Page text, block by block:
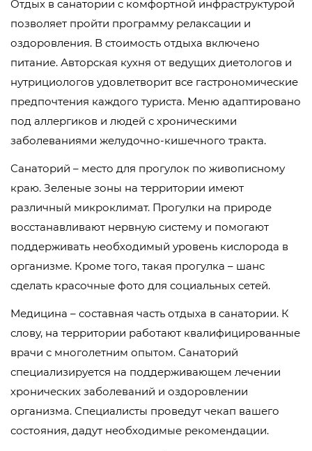
Отдых в санатории с комфортной инфраструктурой
позволяет пройти программу релаксации и
оздоровления. В стоимость отдыха включено
питание. Авторская кухня от ведущих диетологов и
нутрициологов удовлетворит все гастрономические
предпочтения каждого туриста. Меню адаптировано
под аллергиков и людей с хроническими
заболеваниями желудочно-кишечного тракта.
Санаторий – место для прогулок по живописному
краю. Зеленые зоны на территории имеют
различный микроклимат. Прогулки на природе
восстанавливают нервную систему и помогают
поддерживать необходимый уровень кислорода в
организме. Кроме того, такая прогулка – шанс
сделать красочные фото для социальных сетей.
Медицина – составная часть отдыха в санатории. К
слову, на территории работают квалифицированные
врачи с многолетним опытом. Санаторий
специализируется на поддерживающем лечении
хронических заболеваний и оздоровлении
организма. Специалисты проведут чекап вашего
состояния, дадут необходимые рекомендации.